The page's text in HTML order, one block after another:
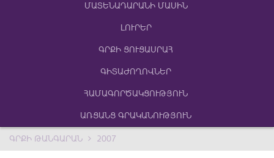
ՄԱՏԵՆԱԴԱՐԱՆԻ ՄԱՍԻՆ
ԼՈՒՐԵՐ
ԳՐՔԻ ՑՈՒՑԱՍՐԱՀ
ԳԻՏԱԺՈՂՈՎՆԵՐ
ՀԱՄԱԳՈՐԾԱԿՑՈՒԹՅՈՒՆ
ԱՌՑԱՆՑ ԳՐԱԿԱՆՈՒԹՅՈՒՆ
ԳՐՔԻ ԹԱՆԳԱՐԱՆ 2007